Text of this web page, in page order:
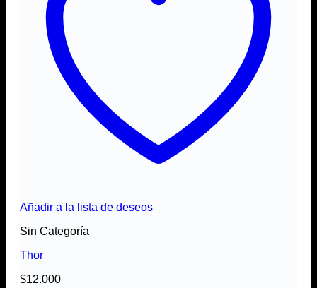
Añadir a la lista de deseos
Sin Categoría
Thor
$12.000